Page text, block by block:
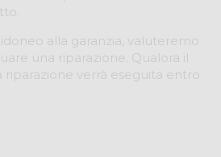
alla garanzia, valuteremo
una riparazione. Qualora il
riparazione verrà eseguita entro